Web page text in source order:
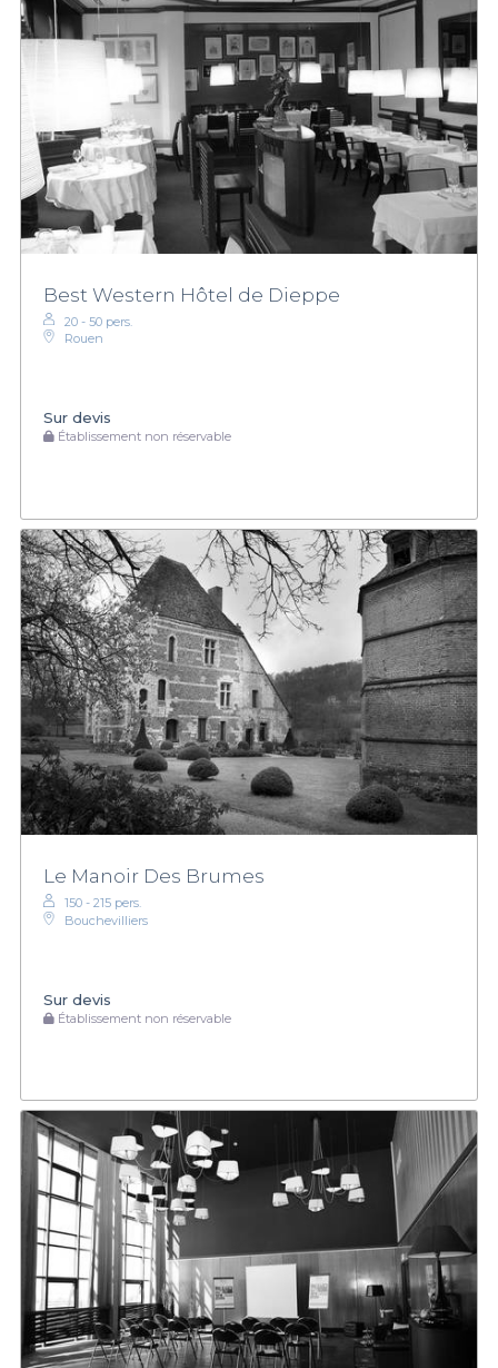
Best Western Hôtel de Dieppe
20 - 50 pers.
Rouen
Sur devis
Établissement non réservable
Le Manoir Des Brumes
150 - 215 pers.
Bouchevilliers
Sur devis
Établissement non réservable